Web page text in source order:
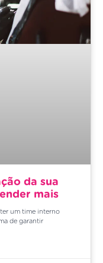
da sua
mais
um time interno
de garantir